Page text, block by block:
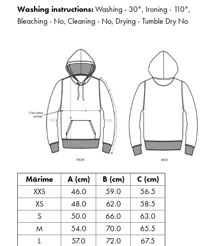
Washing instructions:Washing - 30°, Ironing - 110°,
Bleaching - No, Cleaning - No, Drying - Tumble Dry No
Mărime A (cm) B (cm)
C (cm)
XXS
46.0 59.0
56.5
XS
48.0 62.0
58.5
S
50.0 66.0
63.0
M
54.0 70.0
65.5
L
57.0 72.0
67.5